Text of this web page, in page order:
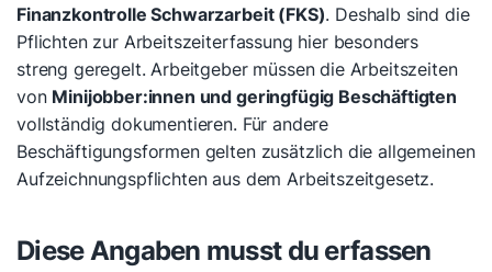
Finanzkontrolle Schwarzarbeit (FKS). Deshalb sind die
Pflichten zur Arbeitszeiterfassung hier besonders
streng geregelt. Arbeitgeber müssen die Arbeitszeiten
von Minijobber:innen und geringfügig Beschäftigten
vollständig dokumentieren. Für andere
Beschäftigungsformen gelten zusätzlich die allgemeinen
Aufzeichnungspflichten aus dem Arbeitszeitgesetz.
Diese Angaben musst du erfassen